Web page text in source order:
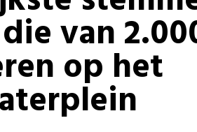
van
op het